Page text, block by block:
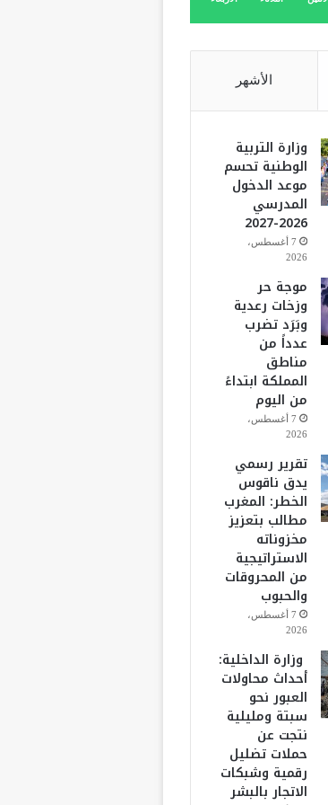
الأشهر
وزارة التربية
الوطنية تحسم
موعد الدخول
المدرسي
2026-2027
7 أغسطس،
2026
موجة حر
وزخات رعدية
وبَرَد تضرب
عدداً من
مناطق
المملكة ابتداءً
من اليوم
7 أغسطس،
2026
تقرير رسمي
يدق ناقوس
الخطر: المغرب
مطالب بتعزيز
مخزوناته
الاستراتيجية
من المحروقات
والحبوب
7 أغسطس،
2026
وزارة الداخلية:
أحداث محاولات
العبور نحو
سبتة ومليلية
نتجت عن
حملات تضليل
رقمية وشبكات
الاتجار بالبشر